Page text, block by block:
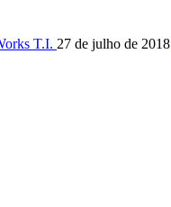
T.I. 27 de julho de 2018